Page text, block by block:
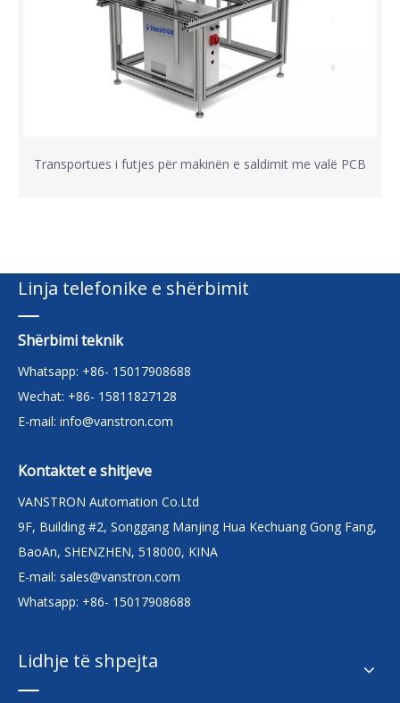
Transportues i futjes për makinën e saldimit me valë PCB
Linja telefonike e shërbimit
Shërbimi teknik
Whatsapp: +86- 15017908688
Wechat: +86- 15811827128
E-mail: info@vanstron.com
Kontaktet e shitjeve
VANSTRON Automation Co.Ltd
9F, Building #2, Songgang Manjing Hua Kechuang Gong Fang,
BaoAn, SHENZHEN, 518000, KINA
E-mail: sales@vanstron.com
Whatsapp: +86- 15017908688
Lidhje të shpejta